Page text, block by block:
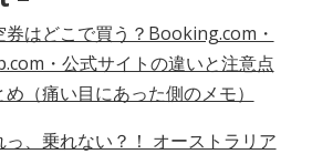
券はどこで買う？Booking.com・
・公式サイトの違いと注意点
め（痛い目にあった側のメモ）
っ、乗れない？！ オーストラリア